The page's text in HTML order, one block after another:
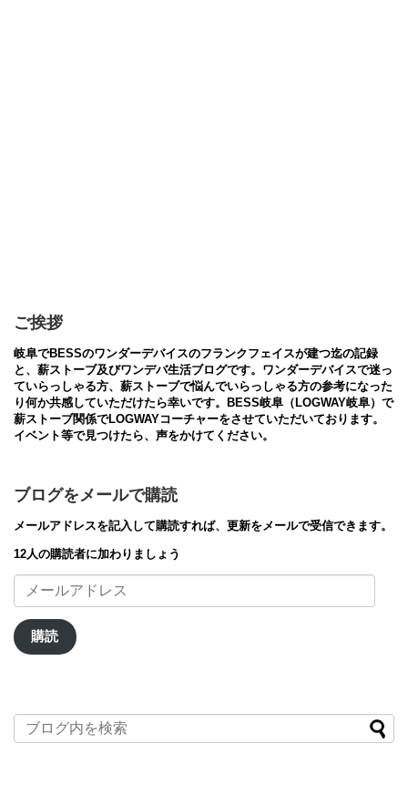
ご挨拶
岐阜でBESSのワンダーデバイスのフランクフェイスが建つ迄の記録
と、薪ストーブ及びワンデバ生活ブログです。ワンダーデバイスで迷っ
ていらっしゃる方、薪ストーブで悩んでいらっしゃる方の参考になった
り何か共感していただけたら幸いです。BESS岐阜（LOGWAY岐阜）で
薪ストーブ関係でLOGWAYコーチャーをさせていただいております。
イベント等で見つけたら、声をかけてください。
ブログをメールで購読
メールアドレスを記入して購読すれば、更新をメールで受信できます。
12人の購読者に加わりましょう
メ
ア
ド
購読